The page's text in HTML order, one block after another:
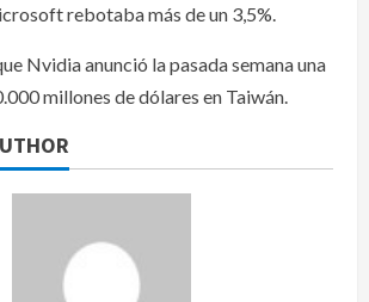
rebotaba más de un 3,5%.
Nvidia anunció la pasada semana una
millones de dólares en Taiwán.